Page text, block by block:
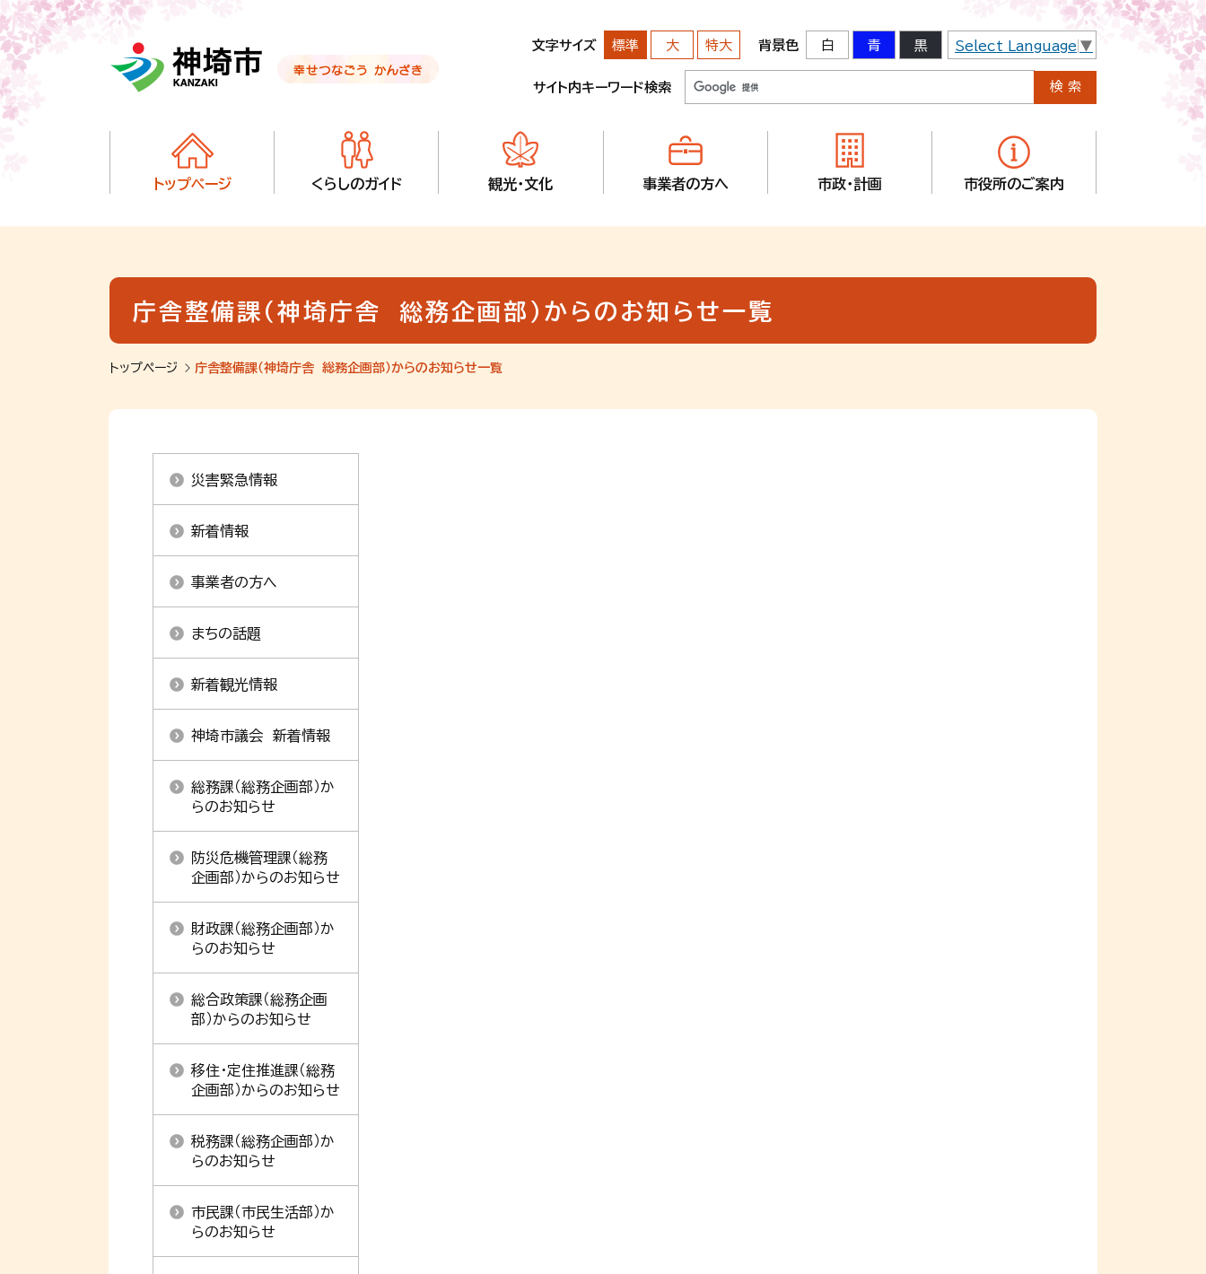
音声読み上げ用ナビゲーションです。
本文へ移動します
ページ最後（フッター）へ移動します
音声読み上げ用ナビゲーションはここまでです。
文字サイズ 標準 大 特大 背景色 白 青 黒 Select Language ▼
サイト内キーワード検索
トップページ くらしのガイド 観光・文化 事業者の方へ 市政・計画 市役所のご案内
庁舎整備課（神埼庁舎 総務企画部）からのお知らせ一覧
トップページ 庁舎整備課（神埼庁舎 総務企画部）からのお知らせ一覧
災害緊急情報
新着情報
事業者の方へ
まちの話題
新着観光情報
神埼市議会 新着情報
総務課（総務企画部）か
らのお知らせ
防災危機管理課（総務
企画部）からのお知らせ
財政課（総務企画部）か
らのお知らせ
総合政策課（総務企画
部）からのお知らせ
移住・定住推進課（総務
企画部）からのお知らせ
税務課（総務企画部）か
らのお知らせ
市民課（市民生活部）か
らのお知らせ